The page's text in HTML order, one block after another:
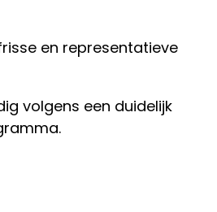
en representatieve
volgens een duidelijk